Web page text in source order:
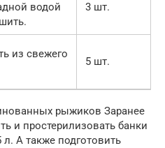
водой
3 шт.
из свежего
5 шт.
рыжиков Заранее
и простерилизовать банки
А также подготовить